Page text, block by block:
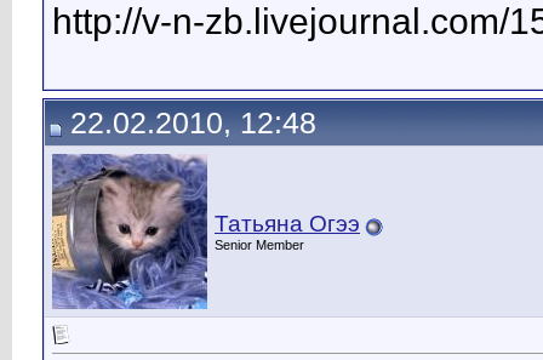
http://v-n-zb.livejournal.com/
22.02.2010, 12:48
Татьяна Огээ
Senior Member